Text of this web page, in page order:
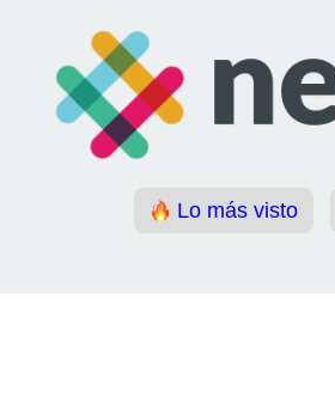
Lo más visto